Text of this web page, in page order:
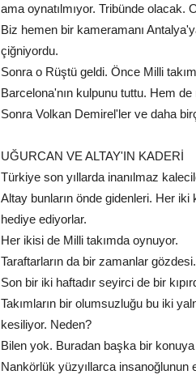
ama oynatılmıyor. Tribünde olacak.
Biz hemen bir kameramanı
çiğniyordu.
Sonra o Rüştü geldi. Önce Milli
Barcelona'nın kulpunu tuttu. Hem
Sonra Volkan Demirel'ler ve daha
UĞURCAN VE ALTAY'IN KADERİ
Türkiye son yıllarda inanılmaz
Altay bunların önde gidenleri. Her iki
hediye ediyorlar.
Her ikisi de Milli takımda oynuyor.
Taraftarların da bir zamanlar
Son bir iki haftadır seyirci de bir
Takımların bir olumsuzluğu bu iki
kesiliyor. Neden?
Bilen yok. Buradan başka bir
Nankörlük yüzyıllarca insanoğlunun